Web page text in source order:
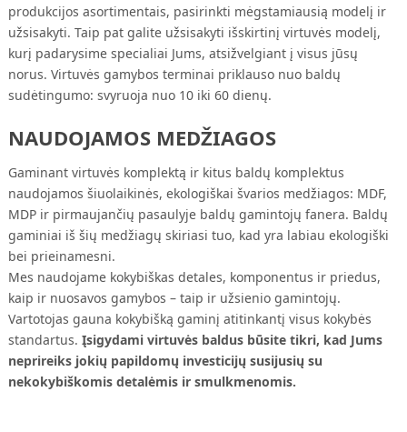
produkcijos asortimentais, pasirinkti mėgstamiausią modelį ir
užsisakyti. Taip pat galite užsisakyti išskirtinį virtuvės modelį,
kurį padarysime specialiai Jums, atsižvelgiant į visus jūsų
norus. Virtuvės gamybos terminai priklauso nuo baldų
sudėtingumo: svyruoja nuo 10 iki 60 dienų.
NAUDOJAMOS MEDŽIAGOS
Gaminant virtuvės komplektą ir kitus baldų komplektus
naudojamos šiuolaikinės, ekologiškai švarios medžiagos: MDF,
MDP ir pirmaujančių pasaulyje baldų gamintojų fanera. Baldų
gaminiai iš šių medžiagų skiriasi tuo, kad yra labiau ekologiški
bei prieinamesni.
Mes naudojame kokybiškas detales, komponentus ir priedus,
kaip ir nuosavos gamybos – taip ir užsienio gamintojų.
Vartotojas gauna kokybišką gaminį atitinkantį visus kokybės
standartus. Įsigydami virtuvės baldus būsite tikri, kad Jums
neprireiks jokių papildomų investicijų susijusių su
nekokybiškomis detalėmis ir smulkmenomis.